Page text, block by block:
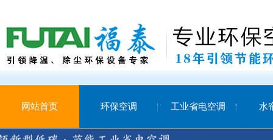
网站首页 环保空调 工业省电空调 水